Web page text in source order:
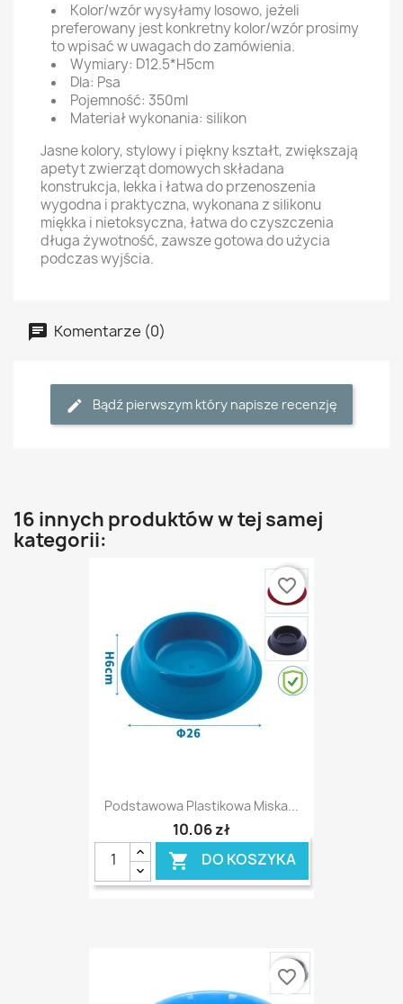
Kolor/wzór wysyłamy losowo, jeżeli
preferowany jest konkretny kolor/wzór prosimy
to wpisać w uwagach do zamówienia.
Wymiary: D12.5*H5cm
Dla: Psa
Pojemność: 350ml
Materiał wykonania: silikon
Jasne kolory, stylowy i piękny kształt, zwiększają
apetyt zwierząt domowych składana
konstrukcja, lekka i łatwa do przenoszenia
wygodna i praktyczna, wykonana z silikonu
miękka i nietoksyczna, łatwa do czyszczenia
długa żywotność, zawsze gotowa do użycia
podczas wyjścia.
Komentarze (0)
Bądź pierwszym który napisze recenzję
16 innych produktów w tej samej
kategorii:
Podstawowa Plastikowa Miska...
10,06 zł
 DO KOSZYKA
favorite_border
favorite_border